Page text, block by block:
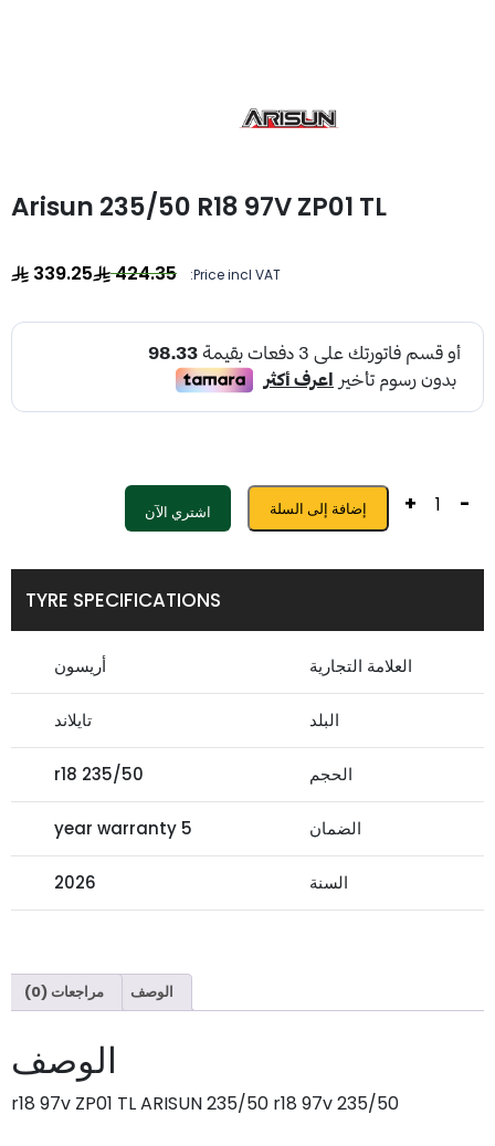
Arisun 235/50 R18 97V ZP01 TL
Price incl VAT:
424.35
339.25
-
+ إضافة إلى السلة اشتري الآن
TYRE SPECIFICATIONS
العلامة التجارية أريسون
البلد تايلاند
الحجم 235/50 r18
الضمان 5 year warranty
السنة 2026
الوصف مراجعات (0)
الوصف
235/50 r18 97v ZP01 TL ARISUN 235/50 r18 97v